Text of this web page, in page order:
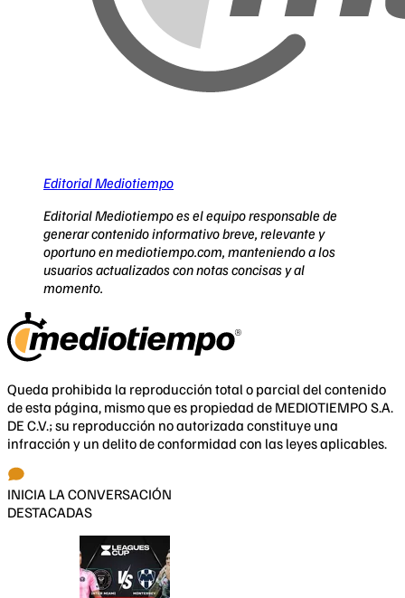
Editorial Mediotiempo
Editorial Mediotiempo es el equipo responsable de
generar contenido informativo breve, relevante y
oportuno en mediotiempo.com, manteniendo a los
usuarios actualizados con notas concisas y al
momento.
Queda prohibida la reproducción total o parcial del contenido
de esta página, mismo que es propiedad de MEDIOTIEMPO S.A.
DE C.V.; su reproducción no autorizada constituye una
infracción y un delito de conformidad con las leyes aplicables.
INICIA LA CONVERSACIÓN
DESTACADAS